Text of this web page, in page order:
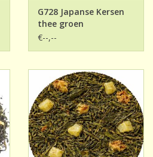
G728 Japanse Kersen
thee groen
€--,--